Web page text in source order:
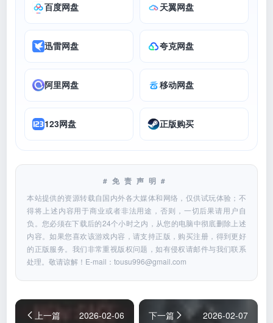
百度网盘 天翼网盘
迅雷网盘 夸克网盘
阿里网盘 移动网盘
123网盘 正版购买
#免责声明#
本站提供的资源转载自国内外各大媒体和网络，仅供试玩体验；不
得将上述内容用于商业或者非法用途，否则，一切后果请用户自
负。您必须在下载后的24个小时之内，从您的电脑中彻底删除上述
内容。如果您喜欢该游戏内容，请支持正版，购买注册，得到更好
的正版服务。我们非常重视版权问题，如有侵权请邮件与我们联系
处理。敬请谅解！E-mail：tousu996@gmail.com
上一篇
2026-02-06
下一篇 2026-02-07